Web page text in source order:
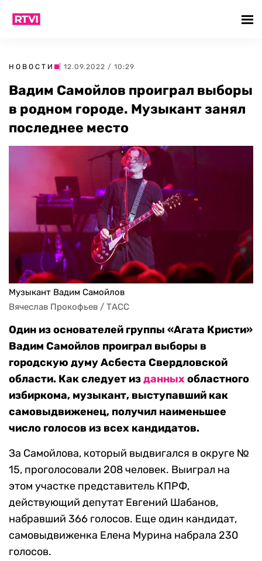
НОВОСТИ | 12.09.2022 / 10:29
Вадим Самойлов проиграл выборы
в родном городе. Музыкант занял
последнее место
Музыкант Вадим Самойлов
Вячеслав Прокофьев / ТАСС
Один из основателей группы «Агата Кристи»
Вадим Самойлов проиграл выборы в
городскую думу Асбеста Свердловской
области. Как следует изданныхобластного
избиркома, музыкант, выступавший как
самовыдвиженец, получил наименьшее
число голосов из всех кандидатов.
За Самойлова, который выдвигался в округе №
15, проголосовали 208 человек. Выиграл на
этом участке представитель КПРФ,
действующий депутат Евгений Шабанов,
набравший 366 голосов. Еще один кандидат,
самовыдвиженка Елена Мурина набрала 230
голосов.